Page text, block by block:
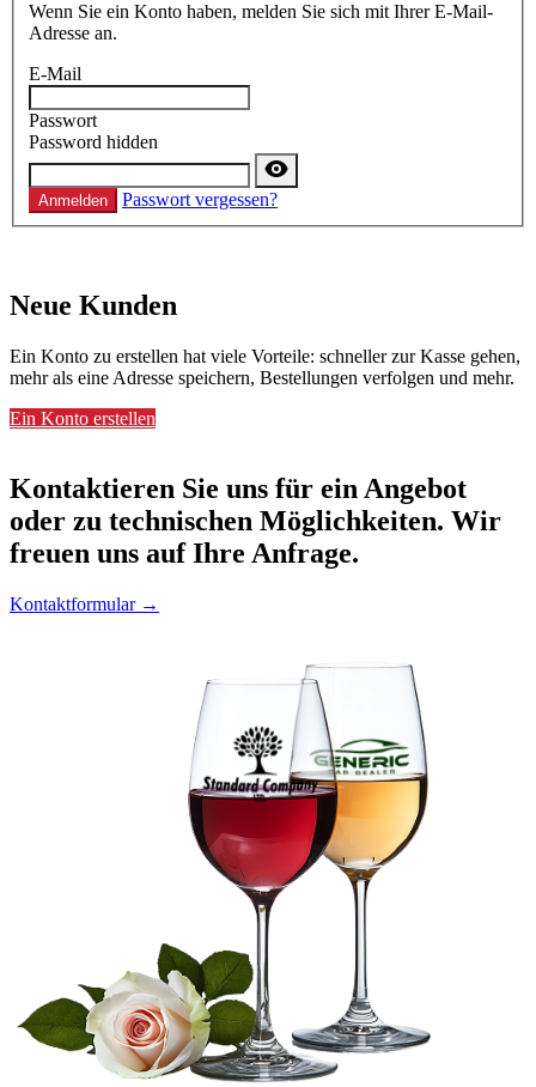
Wenn Sie ein Konto haben, melden Sie sich mit Ihrer E-Mail-
Adresse an.
E-Mail
Passwort
Password hidden
Anmelden Passwort vergessen?
Neue Kunden
Ein Konto zu erstellen hat viele Vorteile: schneller zur Kasse gehen,
mehr als eine Adresse speichern, Bestellungen verfolgen und mehr.
Ein Konto erstellen
Kontaktieren Sie uns für ein Angebot
oder zu technischen Möglichkeiten. Wir
freuen uns auf Ihre Anfrage.
Kontaktformular →